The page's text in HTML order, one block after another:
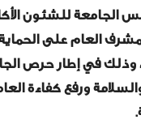
الجامعة للشئون
العام على
وذلك في إطار حرص
ورفع كفاءة